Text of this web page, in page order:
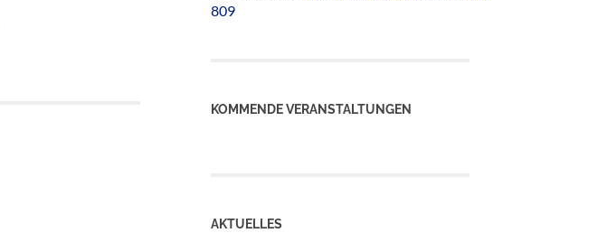
809
KOMMENDE VERANSTALTUNGEN
AKTUELLES